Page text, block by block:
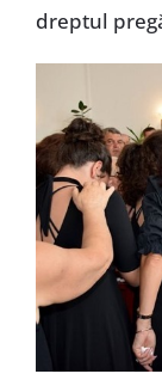
dreptul